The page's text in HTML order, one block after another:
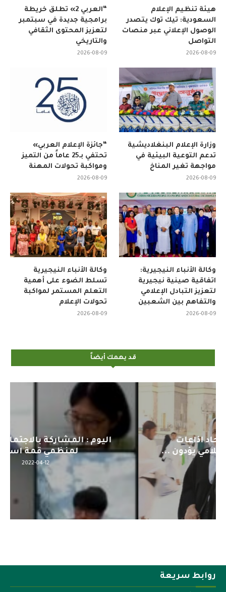
“العربي 2» تطلق خريطة
برامجية جديدة في سبتمبر
لتعزيز المحتوى الثقافي
والتاريخي
2026-08-09
هيئة تنظيم الإعلام
السعودية: تيك توك يتصدر
الوصول الإعلاني عبر منصات
التواصل
2026-08-09
“جائزة الإعلام العربي»
تحتفي بـ25 عاماً من التميز
ومواكبة تحولات المهنة
2026-08-09
وزارة الإعلام البنغلاديشية
تدعم التوعية البيئية في
مواجهة تغير المناخ
2026-08-09
وكالة الأنباء النيجيرية
تسلط الضوء على أهمية
التعلم المستمر لمواكبة
تحولات الإعلام
2026-08-09
وكالة الأنباء النيجيرية:
اتفاقية صينية نيجيرية
لتعزيز التبادل الإعلامي
والتفاهم بين الشعبين
2026-08-09
قد يهمك أيضاً
اليوم : المشاركة بالاجتماع التحضيري
لمنظمي قمة اسيا...
2022-04-12
روابط سريعة